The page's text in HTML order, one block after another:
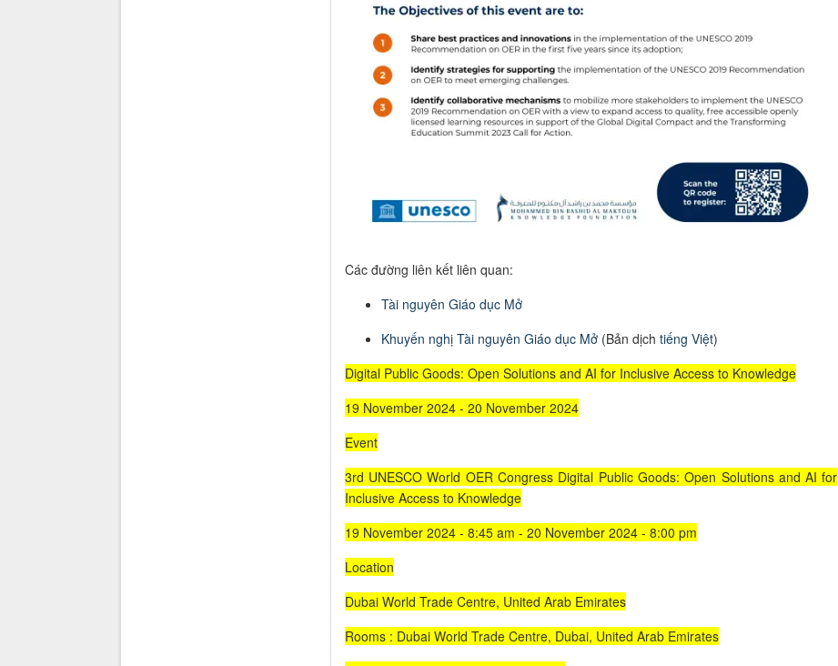
Các đường liên kết liên quan:
Tài nguyên Giáo dục Mở
Khuyến nghị Tài nguyên Giáo dục Mở(Bản dịch tiếng Việt)
Digital Public Goods: Open Solutions and AI for Inclusive Access to Knowledge
19 November 2024 - 20 November 2024
Event
3rd UNESCO World OER Congress Digital Public Goods: Open Solutions and AI for
Inclusive Access to Knowledge
19 November 2024 - 8:45 am - 20 November 2024 - 8:00 pm
Location
Dubai World Trade Centre, United Arab Emirates
Rooms : Dubai World Trade Centre, Dubai, United Arab Emirates